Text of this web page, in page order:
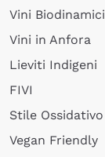
Vini Biodinamici
Vini in Anfora
Lieviti Indigeni
FIVI
Stile Ossidativo
Vegan Friendly